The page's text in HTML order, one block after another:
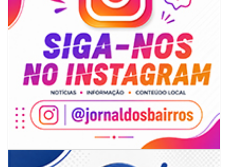
09/08/2026 | 07:00
Projeto BC em Traços está com inscrições abertas